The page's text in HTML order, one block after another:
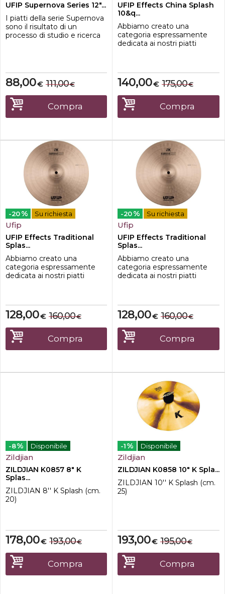
UFIP Supernova Series 12"...
I piatti della serie Supernova
sono il risultato di un
processo di studio e ricerca
martellature e finiture.La
partecipazione a questo
processo di ricerca dei
musicisti nostri collaboratori
ed in parti...
€
88,00 €
111,00
Compra
UFIP Effects China Splash
10&q...
Abbiamo creato una
categoria espressamente
dedicata ai nostri piatti
piatto è stato catalogato in
base alle proprie
caratteristiche sonore.Uno
degli Splash più apprezzati
della nostra gamma;
campana del china e
€
140,00 €
175,00
Compra
-20 % Su richiesta
Ufip
UFIP Effects Traditional
Splas...
Abbiamo creato una
categoria espressamente
dedicata ai nostri piatti
piatto è stato catalogato in
base alle proprie
caratteristiche sonore.Sono
questi i nostri Splashes più
conosciuti. Il loro attacco è
rapido, pieno, ...
€
128,00 €
160,00
Compra
-20 % Su richiesta
Ufip
UFIP Effects Traditional
Splas...
Abbiamo creato una
categoria espressamente
dedicata ai nostri piatti
piatto è stato catalogato in
base alle proprie
caratteristiche sonore.Sono
questi i nostri Splashes più
conosciuti. Il loro attacco è
rapido, pieno, ...
€
128,00 €
160,00
Compra
-8% Disponibile
Zildjian
ZILDJIAN K0857 8" K
Splas...
ZILDJIAN 8'' K Splash (cm.
20)
€
178,00 €
193,00
Compra
-1% Disponibile
Zildjian
ZILDJIAN K0858 10" K Spla...
ZILDJIAN 10'' K Splash (cm.
25)
€
193,00 €
195,00
Compra